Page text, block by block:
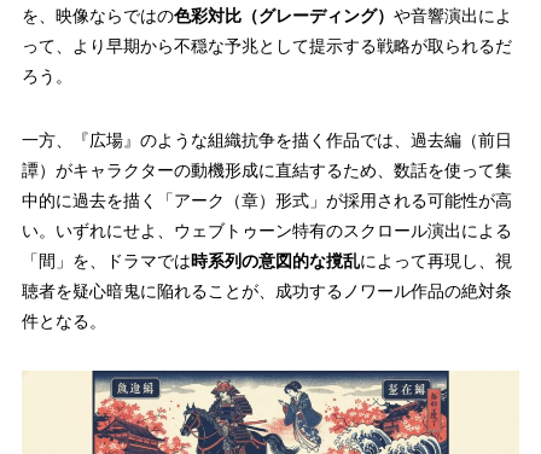
を、映像ならではの色彩対比（グレーディング） や音響演出によ
って、より早期から不穏な予兆として提示する戦略が取られるだ
ろう。
一方、『広場』のような組織抗争を描く作品では、過去編（前日
譚）がキャラクターの動機形成に直結するため、数話を使って集
中的に過去を描く「アーク（章）形式」が採用される可能性が高
い。いずれにせよ、ウェブトゥーン特有のスクロール演出による
「間」を、ドラマでは時系列の意図的な撹乱によって再現し、視
聴者を疑心暗鬼に陥れることが、成功するノワール作品の絶対条
件となる。